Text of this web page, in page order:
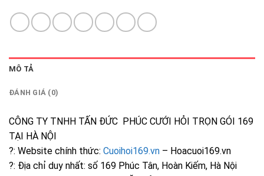
MÔ TẢ
ĐÁNH GIÁ (0)
CÔNG TY TNHH TẤN ĐỨC PHÚC CƯỚI HỎI TRỌN GÓI 169
TẠI HÀ NỘI
?: Website chính thức: Cuoihoi169.vn – Hoacuoi169.vn
?: Địa chỉ duy nhất: số 169 Phúc Tân, Hoàn Kiếm, Hà Nội